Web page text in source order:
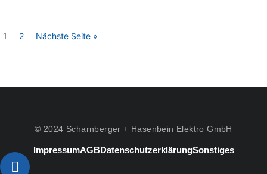
1 2 Nächste Seite »
© 2024 Scharnberger + Hasenbein Elektro GmbH
ImpressumAGBDatenschutzerklärungSonstiges